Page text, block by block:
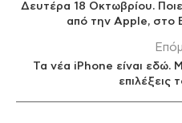
Δευτέρα 18 Οκτωβρίου.
από την Apple, στο
Τα νέα iPhone είναι εδώ.
επιλέξεις